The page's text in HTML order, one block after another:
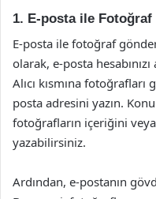
1. E-posta ile
E-posta ile fotoğraf
olarak, e-posta
Alıcı kısmına
posta adresini yazın.
fotoğrafların içeriğini veya
yazabilirsiniz.
Ardından, e-postanın